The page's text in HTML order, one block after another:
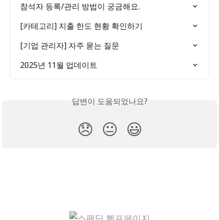
참석자 등록/관리 방법이 궁금해요.
[카테고리] 지출 한도 현황 확인하기
[기업 관리자] 자주 묻는 질문
2025년 11월 업데이트
답변이 도움되었나요?
😞 😐 😃